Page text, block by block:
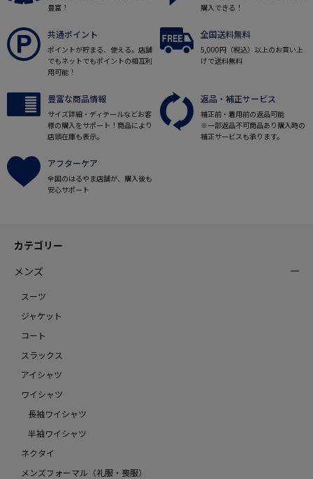
豊富！
購入できる！
共通ポイント
ポイントが貯まる、使える。店舗
でもネットでもポイントの相互利
用可能！
全国送料無料
5,000円（税込）以上のお買い上
げで送料無料
豊富な商品情報
サイズ詳細・ディテールなどお客
様の購入をサポート！商品により
店頭在庫も表示。
返品・補正サービス
補正前・着用前の返品可能
※一部返品不可商品あり購入時の
補正サービスも承ります。
アフターケア
全国のはるやま店舗が、購入後も
安心サポート
カテゴリー
メンズ
スーツ
ジャケット
コート
スラックス
アイシャツ
ワイシャツ
長袖ワイシャツ
半袖ワイシャツ
ネクタイ
メンズフォーマル（礼服・喪服）